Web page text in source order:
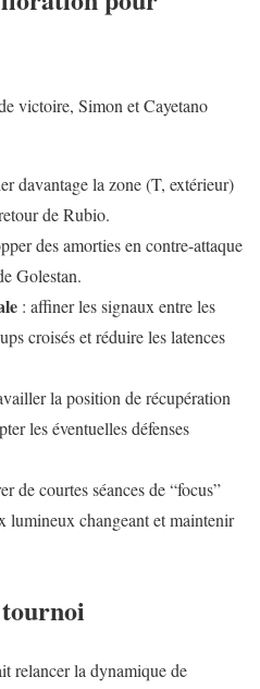
victoire, Simon et Cayetano
davantage la zone (T, extérieur)
de Rubio.
des amorties en contre-attaque
Golestan.
: affiner les signaux entre les
croisés et réduire les latences
la position de récupération
les éventuelles défenses
de courtes séances de “focus”
lumineux changeant et maintenir
relancer la dynamique de